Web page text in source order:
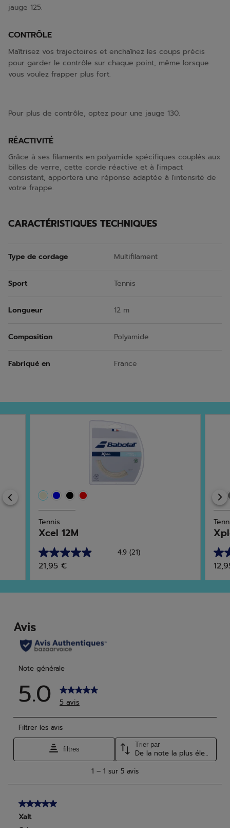
jauge 125.
CONTRÔLE
Maîtrisez vos trajectoires et enchaînez les coups précis
pour garder le contrôle sur chaque point, même lorsque
vous voulez frapper plus fort.
Pour plus de contrôle, optez pour une jauge 130.
RÉACTIVITÉ
Grâce à ses filaments en polyamide spécifiques couplés aux
billes de verre, cette corde réactive et à l'impact
consistant, apportera une réponse adaptée à l'intensité de
votre frappe.
CARACTÉRISTIQUES TECHNIQUES
Type de cordage Multifilament
Sport Tennis
Longueur 12 m
Composition Polyamide
Fabriqué en France
Previous
Tennis
Xcel 12M
4.9 (21)
4.9
sur
5
étoiles.
21,95 €
5.0
sur
5